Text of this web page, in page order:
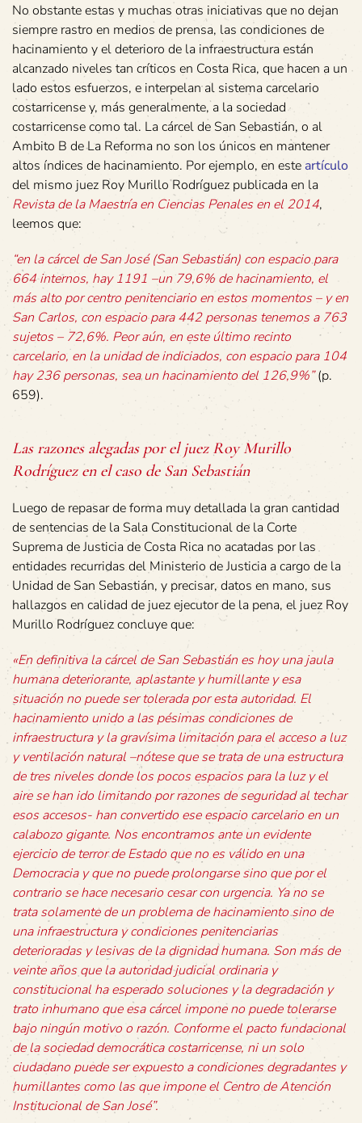
No obstante estas y muchas otras iniciativas que no dejan
siempre rastro en medios de prensa, las condiciones de
hacinamiento y el deterioro de la infraestructura están
alcanzado niveles tan críticos en Costa Rica, que hacen a un
lado estos esfuerzos, e interpelan al sistema carcelario
costarricense y, más generalmente, a la sociedad
costarricense como tal. La cárcel de San Sebastián, o al
Ambito B de La Reforma no son los únicos en mantener
altos índices de hacinamiento. Por ejemplo, en este artículo
del mismo juez Roy Murillo Rodríguez publicada en la
Revista de la Maestría en Ciencias Penales en el 2014,
leemos que:
“en la cárcel de San José (San Sebastián) con espacio para
664 internos, hay 1191 –un 79,6% de hacinamiento, el
más alto por centro penitenciario en estos momentos – y en
San Carlos, con espacio para 442 personas tenemos a 763
sujetos – 72,6%. Peor aún, en este último recinto
carcelario, en la unidad de indiciados, con espacio para 104
hay 236 personas, sea un hacinamiento del 126,9%”(p.
659).
Las razones alegadas por el juez Roy Murillo
Rodríguez en el caso de San Sebastián
Luego de repasar de forma muy detallada la gran cantidad
de sentencias de la Sala Constitucional de la Corte
Suprema de Justicia de Costa Rica no acatadas por las
entidades recurridas del Ministerio de Justicia a cargo de la
Unidad de San Sebastián, y precisar, datos en mano, sus
hallazgos en calidad de juez ejecutor de la pena, el juez Roy
Murillo Rodríguez concluye que:
«En definitiva la cárcel de San Sebastián es hoy una jaula
humana deteriorante, aplastante y humillante y esa
situación no puede ser tolerada por esta autoridad. El
hacinamiento unido a las pésimas condiciones de
infraestructura y la gravísima limitación para el acceso a luz
y ventilación natural –nótese que se trata de una estructura
de tres niveles donde los pocos espacios para la luz y el
aire se han ido limitando por razones de seguridad al techar
esos accesos- han convertido ese espacio carcelario en un
calabozo gigante. Nos encontramos ante un evidente
ejercicio de terror de Estado que no es válido en una
Democracia y que no puede prolongarse sino que por el
contrario se hace necesario cesar con urgencia. Ya no se
trata solamente de un problema de hacinamiento sino de
una infraestructura y condiciones penitenciarias
deterioradas y lesivas de la dignidad humana. Son más de
veinte años que la autoridad judicial ordinaria y
constitucional ha esperado soluciones y la degradación y
trato inhumano que esa cárcel impone no puede tolerarse
bajo ningún motivo o razón. Conforme el pacto fundacional
de la sociedad democrática costarricense, ni un solo
ciudadano puede ser expuesto a condiciones degradantes y
humillantes como las que impone el Centro de Atención
Institucional de San José”.